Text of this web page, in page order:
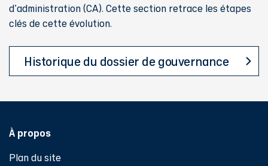
compétences
d'établissement
d'administration (CA). Cette section retrace les étapes
clés de cette évolution.
Historique du dossier de gouvernance
Pied de page
À propos
Plan du site